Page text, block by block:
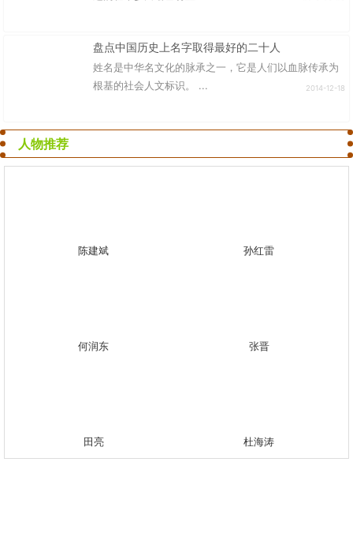
盘点中国历史上名字取得最好的二十人
姓名是中华名文化的脉承之一，它是人们以血脉传承为
根基的社会人文标识。 ...
2014-12-18
人物推荐
陈建斌 孙红雷
何润东 张晋
田亮 杜海涛